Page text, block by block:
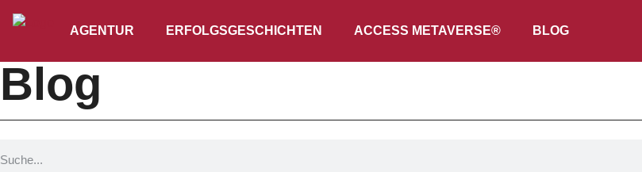
AGENTUR ERFOLGSGESCHICHTEN ACCESS METAVERSE® BLOG
Blog